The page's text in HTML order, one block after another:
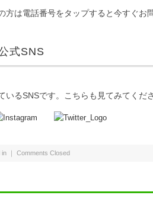
は電話番号をタップすると今すぐお
式SNS
いるSNSです。こちらも見てみてくだ
｜ Comments Closed